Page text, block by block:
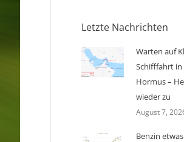
Letzte Nachrichten
Warten auf
Schifffahrt in
Hormus –
wieder zu
August 7,
Benzin